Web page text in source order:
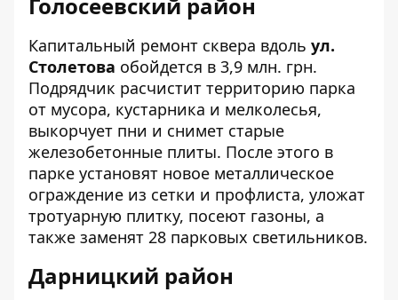
Капитальный ремонт сквера вдоль ул.
Столетова обойдется в 3,9 млн. грн.
Подрядчик расчистит территорию парка
от мусора, кустарника и мелколесья,
выкорчует пни и снимет старые
железобетонные плиты. После этого в
парке установят новое металлическое
ограждение из сетки и профлиста, уложат
тротуарную плитку, посеют газоны, а
также заменят 28 парковых светильников.
Дарницкий район